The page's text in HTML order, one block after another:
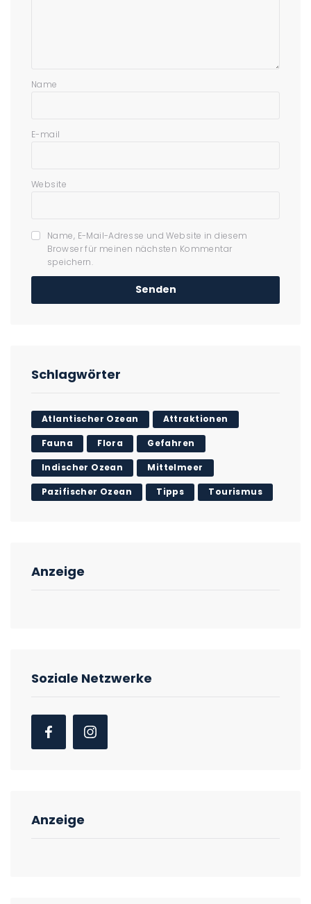
Name
E-mail
Website
Name, E-Mail-Adresse und Website in diesem
Browser für meinen nächsten Kommentar
speichern.
Schlagwörter
Atlantischer Ozean Attraktionen
Fauna Flora Gefahren
Indischer Ozean Mittelmeer
Pazifischer Ozean Tipps Tourismus
Anzeige
Soziale Netzwerke
Anzeige